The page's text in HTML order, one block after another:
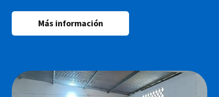
Más información